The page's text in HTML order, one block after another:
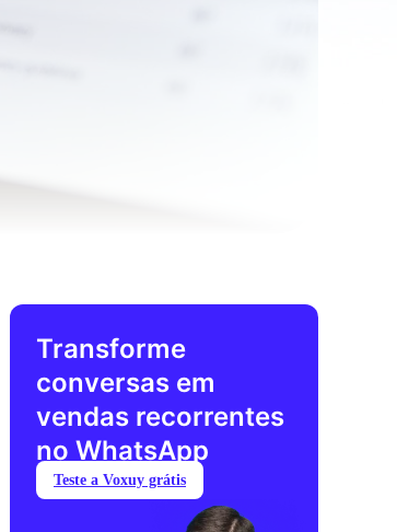
Transforme
conversas em
vendas recorrentes
no WhatsApp
Teste a Voxuy grátis